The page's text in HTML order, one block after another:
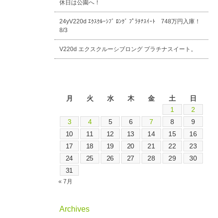
休日は公園へ！
24yV220d ｴｸｽｸﾙｰｼﾌﾞ ﾛﾝｸﾞ ﾌﾟﾗﾁﾅｽｲｰﾄ 748万円入庫！
8/3
V220d エクスクルーシブロング プラチナスイート。
月
火 水 木 金 土
日
1
2
3
4 5 6 7 8
9
10
11 12 13 14 15
16
17
18 19 20 21 22
23
24
25 26 27 28 29
30
31
« 7月
Archives